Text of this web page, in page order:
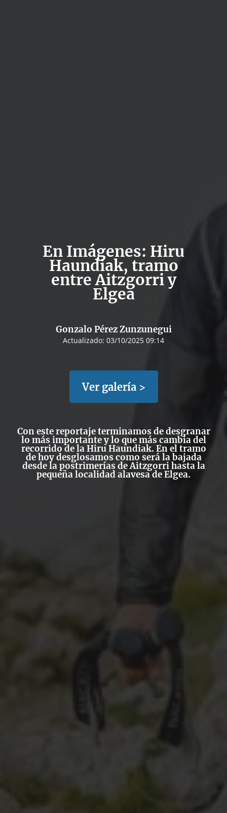
En Imágenes: Hiru
Haundiak, tramo
entre Aitzgorri y
Elgea
Gonzalo Pérez Zunzunegui
Actualizado: 03/10/2025 09:14
Ver galería >
Con este reportaje terminamos de desgranar
lo más importante y lo que más cambia del
recorrido de la Hiru Haundiak. En el tramo
de hoy desglosamos como será la bajada
desde la postrimerías de Aitzgorri hasta la
pequeña localidad alavesa de Elgea.